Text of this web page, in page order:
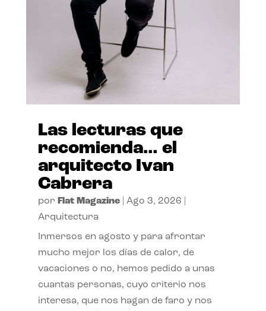
Las lecturas que
recomienda… el
arquitecto Ivan
Cabrera
por Flat Magazine| Ago 3, 2026
Arquitectura
Inmersos en agosto y para afrontar
mucho mejor los días de calor, de
vacaciones o no, hemos pedido a unas
cuantas personas, cuyo criterio nos
interesa, que nos hagan de faro y nos